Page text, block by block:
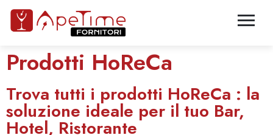
Prodotti HoReCa
Trova tutti i prodotti HoReCa : la
soluzione ideale per il tuo Bar,
Hotel, Ristorante